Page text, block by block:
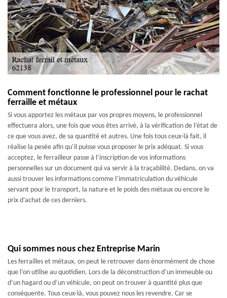
Comment fonctionne le professionnel pour le rachat
ferraille et métaux
Si vous apportez les métaux par vos propres moyens, le professionnel
effectuera alors, une fois que vous êtes arrivé, à la vérification de l’état de
ce que vous avez, de sa quantité et autres. Une fois tous ceux-là fait, il
réalise la pesée afin qu’il puisse vous proposer le prix adéquat. Si vous
acceptez, le ferrailleur passe à l’inscription de vos informations
personnelles sur un document qui va servir à la traçabilité. Dedans, on va
aussi trouver les informations comme l’immatriculation du véhicule
servant pour le transport, la nature et le poids des métaux ou encore le
prix d’achat de ces derniers.
Qui sommes nous chez Entreprise Marin
Les ferrailles et métaux, on peut le retrouver dans énormément de chose
que l’on utilise au quotidien. Lors de la déconstruction d’un immeuble ou
d’un hagard ou d’un véhicule, on peut on trouver à quantité plus que
conséquente. Tous ceux-là, vous pouvez nous les revendre. Car se